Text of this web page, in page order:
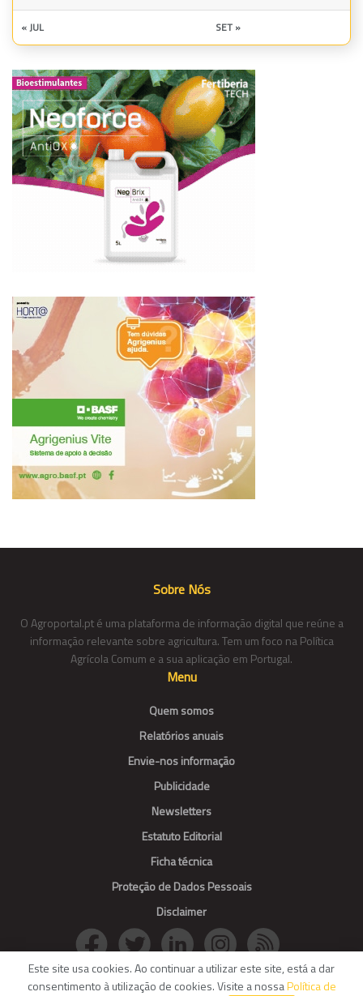
« JUL SET »
Sobre Nós
O Agroportal.pt é uma plataforma de informação digital que reúne a
informação relevante sobre agricultura. Tem um foco na Política
Agrícola Comum e a sua aplicação em Portugal.
Menu
Quem somos
Relatórios anuais
Envie-nos informação
Publicidade
Newsletters
Estatuto Editorial
Ficha técnica
Proteção de Dados Pessoais
Disclaimer
Este site usa cookies. Ao continuar a utilizar este site, está a dar
consentimento à utilização de cookies. Visite a nossaPolítica de